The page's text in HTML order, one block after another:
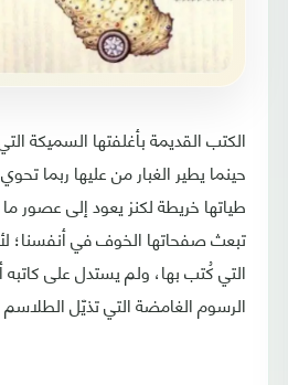
الكتب القديمة بأغلفتها السميكة
حينما يطير الغبار من عليها ربما
طياتها خريطة لكنز يعود إلى عصور
تبعث صفحاتها الخوف في أنفسنا؛
التي كُتب بها، ولم يستدل على
الرسوم الغامضة التي تذيّل